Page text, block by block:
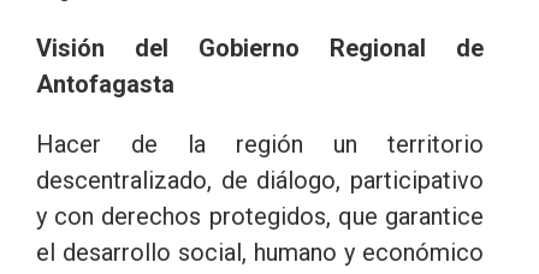
Visión del Gobierno Regional de
Antofagasta
Hacer de la región un territorio
descentralizado, de diálogo, participativo
y con derechos protegidos, que garantice
el desarrollo social, humano y económico